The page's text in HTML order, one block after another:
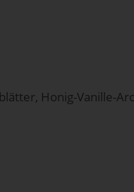
Honig-Vanille-